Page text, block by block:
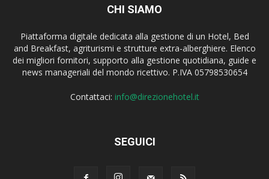
CHI SIAMO
Piattaforma digitale dedicata alla gestione di un Hotel, Bed
and Breakfast, agriturismi e strutture extra-alberghiere. Elenco
dei migliori fornitori, supporto alla gestione quotidiana, guide e
news manageriali del mondo ricettivo. P.IVA 05798530654
Contattaci: info@direzionehotel.it
SEGUICI